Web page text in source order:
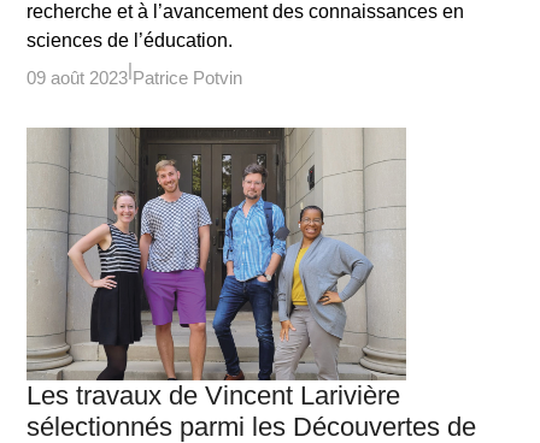
recherche et à l’avancement des connaissances en
sciences de l’éducation.
09 août 2023 Patrice Potvin
Les travaux de Vincent Larivière
sélectionnés parmi les Découvertes de